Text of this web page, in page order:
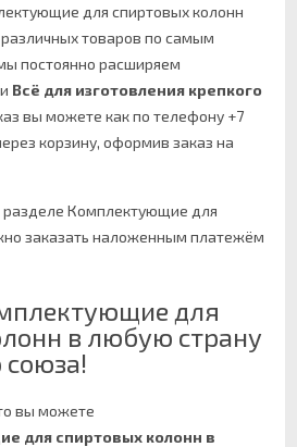
для спиртовых колонн
товаров по самым
постоянно расширяем
Всё для изготовления крепкого
вы можете как по телефону +7
корзину, оформив заказ на
разделе Комплектующие для
заказать наложенным платежём
для
в любую страну
вы можете
для спиртовых колонн в